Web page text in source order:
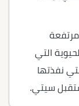
مرتفعة
التي
نفذتها
سيتي.